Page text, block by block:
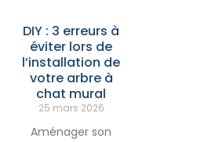
DIY : 3 erreurs à
éviter lors de
l’installation de
votre arbre à
chat mural
25 mars 2026
Aménager son